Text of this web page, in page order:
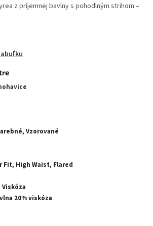
z príjemnej bavlny s pohodlným strihom –
Vzorované
Fit, High Waist, Flared
Viskóza
20% viskóza